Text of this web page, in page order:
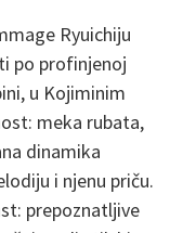
Ryuichiju
po profinjenoj
u Kojiminim
meka rubata,
dinamika
i njenu priču.
prepoznatljive